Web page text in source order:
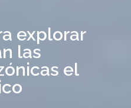
explorar
las
el